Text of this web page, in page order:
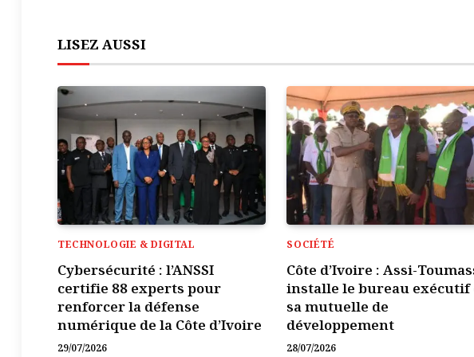
LISEZ AUSSI
TECHNOLOGIE & DIGITAL
Cybersécurité : l’ANSSI
certifie 88 experts pour
renforcer la défense
numérique de la Côte d’Ivoire
29/07/2026
SOCIÉTÉ
Côte d’Ivoire : Assi-
installe le bureau exécutif
sa mutuelle de
développement
28/07/2026